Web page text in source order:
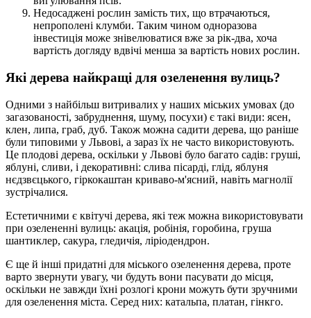
Недосаджені рослин замість тих, що втрачаються,
непрополені клумби. Таким чином одноразова
інвестиція може знівелюватися вже за рік-два, хоча
вартість догляду вдвічі менша за вартість нових рослин.
Які дерева найкращі для озеленення вулиць?
Одними з найбільш витривалих у наших міських умовах (до
загазованості, забруднення, шуму, посухи) є такі види: ясен,
клен, липа, граб, дуб. Також можна садити дерева, що раніше
були типовими у Львові, а зараз їх не часто використовують.
Це плодові дерева, оскільки у Львові було багато садів: груші,
яблуні, сливи, і декоративні: слива пісарді, глід, яблуня
нєдзвєцького, гіркокаштан криваво-м'ясний, навіть магнолії
зустрічалися.
Естетичними є квітучі дерева, які теж можна використовувати
при озелененні вулиць: акація, робінія, горобина, груша
шантиклер, сакура, гледичія, ліріодендрон.
Є ще й інші придатні для міського озеленення дерева, проте
варто звернути увагу, чи будуть вони пасувати до місця,
оскільки не завжди їхні розлогі крони можуть бути зручними
для озеленення міста. Серед них: катальпа, платан, гінкго.